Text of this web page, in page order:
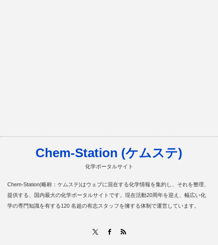
Chem-Station (ケムステ)
化学ポータルサイト
Chem-Station(略称：ケムステ)はウェブに混在する化学情報を集約し、それを整理、
提供する、国内最大の化学ポータルサイトです。現在活動20周年を迎え、幅広い化
学の専門知識を有する120 名超の有志スタッフを擁する体制で運営しています。
Facebook